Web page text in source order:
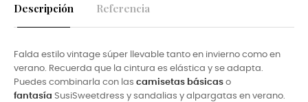
Descripción Referencia
Falda estilo vintage súper llevable tanto en invierno como en
verano. Recuerda que la cintura es elástica y se adapta.
Puedes combinarla con las camisetas básicas o
fantasía SusiSweetdress y sandalias y alpargatas en verano.